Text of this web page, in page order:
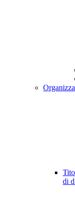
di